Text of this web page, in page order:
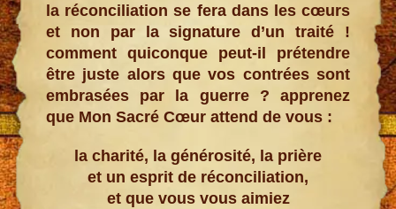
la réconciliation se fera dans les cœurs
et non par la signature d’un traité !
comment quiconque peut-il prétendre
être juste alors que vos contrées sont
embrasées par la guerre ? apprenez
que Mon Sacré Cœur attend de vous :
la charité, la générosité, la prière
et un esprit de réconciliation,
et que vous vous aimiez